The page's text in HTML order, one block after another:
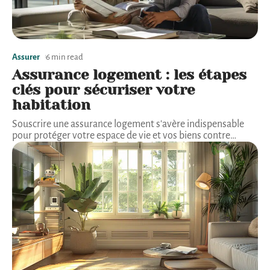
Assurer 6 min read
Assurance logement : les étapes
clés pour sécuriser votre
habitation
Souscrire une assurance logement s'avère indispensable
pour protéger votre espace de vie et vos biens contre…